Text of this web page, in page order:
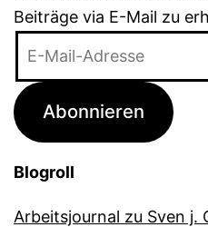
Beiträge via E-Mail zu
Adresse
Abonnieren
Blogroll
Arbeitsjournal zu Sven j.